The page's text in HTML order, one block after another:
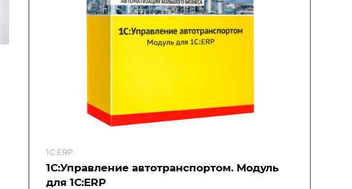
1С:ERP
1С:Управление автотранспортом. Модуль
для 1С:ERP